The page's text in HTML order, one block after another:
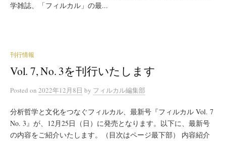
学雑誌、「フィルカル」の最...
刊行情報
Vol. 7, No. 3を刊行いたします
Posted on 2022年12月8日 by フィルカル編集部
分析哲学と文化をつなぐフィルカル、最新号『フィルカル Vol. 7
No. 3』が、12月25日（日）に発売となります。以下に、最新号
の内容をご紹介いたします。（目次はページ最下部） 内容紹介